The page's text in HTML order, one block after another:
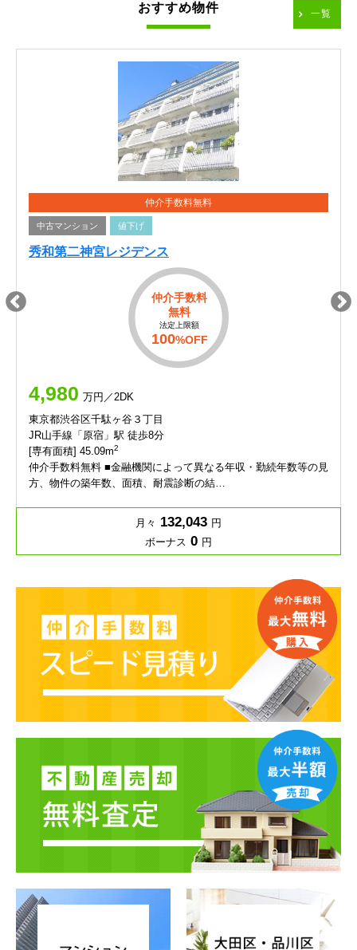
おすすめ物件 一覧
仲介手数料無料
中古マンション 値下げ
秀和第二神宮レジデンス
仲介手数料
無料
法定上限額
100%OFF
4,980 万円／2DK
東京都渋谷区千駄ヶ谷３丁目
JR山手線「原宿」駅 徒歩8分
[専有面積] 45.09m2
仲介手数料無料 ■金融機関によって異なる年収・勤続年数等の見
方、物件の築年数、面積、耐震診断の結…
月々 132,043 円
ボーナス 0 円